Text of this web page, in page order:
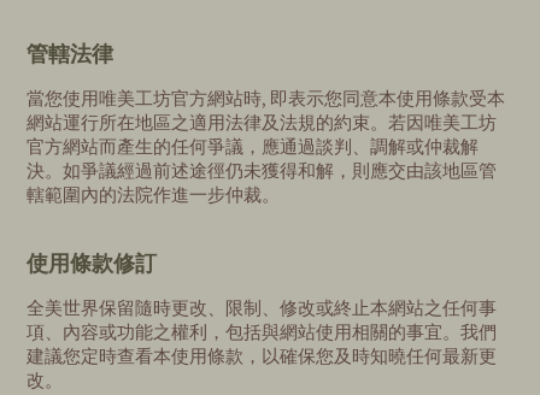
管轄法律
當您使用唯美工坊官方網站時, 即表示您同意本使用條款受本
網站運行所在地區之適用法律及法規的約束。若因唯美工坊
官方網站而產生的任何爭議，應通過談判、調解或仲裁解
決。如爭議經過前述途徑仍未獲得和解，則應交由該地區管
轄範圍內的法院作進一步仲裁。
使用條款修訂
全美世界保留隨時更改、限制、修改或終止本網站之任何事
項、內容或功能之權利，包括與網站使用相關的事宜。我們
建議您定時查看本使用條款，以確保您及時知曉任何最新更
改。